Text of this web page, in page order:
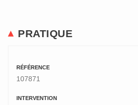
PRATIQUE
RÉFÉRENCE
107871
INTERVENTION